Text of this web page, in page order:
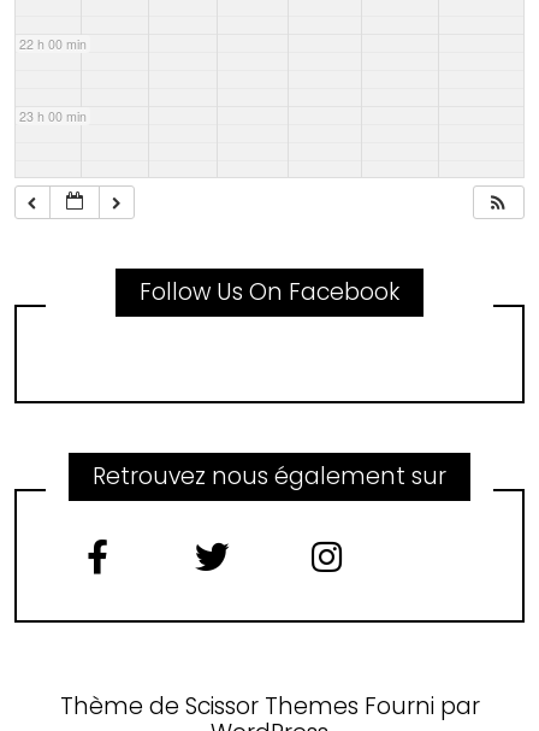
22 h 00 min
23 h 00 min
Follow Us On Facebook
Retrouvez nous également sur
Thème de Scissor Themes Fourni par